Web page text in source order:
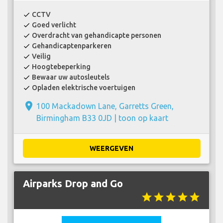
check CCTV
check Goed verlicht
check Overdracht van gehandicapte personen
check Gehandicaptenparkeren
check Veilig
check Hoogtebeperking
check Bewaar uw autosleutels
check Opladen elektrische voertuigen
place 100 Mackadown Lane, Garretts Green,
Birmingham B33 0JD | toon op kaart
WEERGEVEN
Airparks Drop and Go
starstarstarstarstar